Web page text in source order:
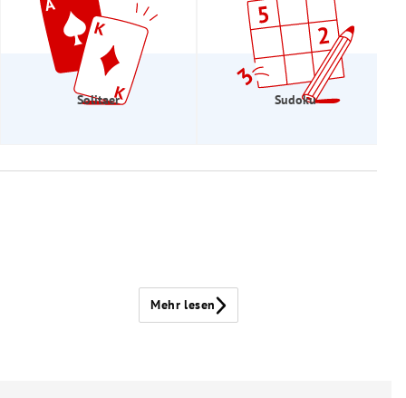
Solitaer Sudoku
Mehr lesen